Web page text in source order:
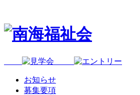
お知らせ
募集要項